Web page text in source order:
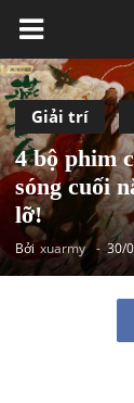
Giải trí
4 bộ phim
sóng cuối
lỡ!
Bởixuarmy - 30/